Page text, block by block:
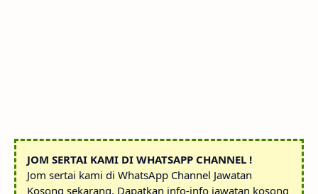
JOM SERTAI KAMI DI WHATSAPP CHANNEL !
Jom sertai kami di WhatsApp Channel Jawatan
Kosong sekarang. Dapatkan info-info jawatan kosong